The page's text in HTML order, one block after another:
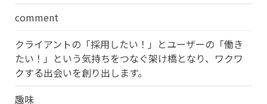
comment
クライアントの「採用したい！」とユーザーの「働き
たい！」という気持ちをつなぐ架け橋となり、ワクワ
クする出会いを創り出します。
趣味